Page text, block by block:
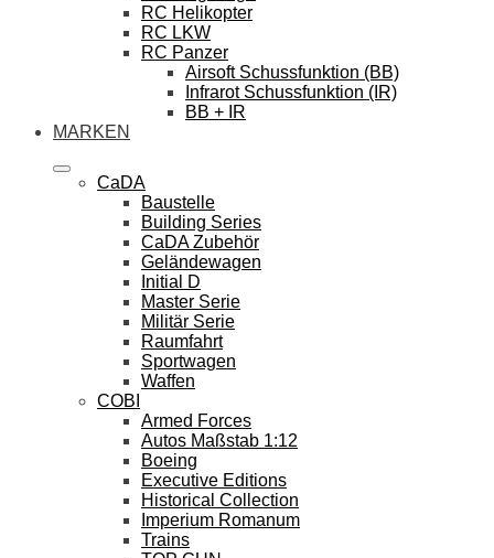
RC Helikopter
RC LKW
RC Panzer
Airsoft Schussfunktion (BB)
Infrarot Schussfunktion (IR)
BB + IR
MARKEN
CaDA
Baustelle
Building Series
CaDA Zubehör
Geländewagen
Initial D
Master Serie
Militär Serie
Raumfahrt
Sportwagen
Waffen
COBI
Armed Forces
Autos Maßstab 1:12
Boeing
Executive Editions
Historical Collection
Imperium Romanum
Trains